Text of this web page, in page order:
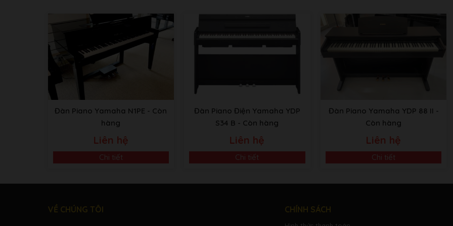
Đàn Piano Yamaha N1PE - Còn
hàng
Liên hệ
Chi tiết
Đàn Piano Điện Yamaha YDP
S34 B - Còn hàng
Liên hệ
Chi tiết
Đàn Piano Yamaha YDP 88 II -
Còn hàng
Liên hệ
Chi tiết
VỀ CHÚNG TÔI CHÍNH SÁCH